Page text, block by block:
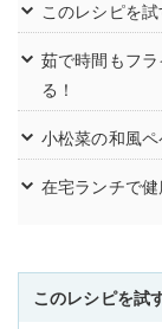
このレシピを
茹で時間もフ
る！
小松菜の和風
在宅ランチで健
このレシピを試